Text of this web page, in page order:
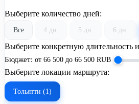
Выберите количество дней:
Все 4 дн. 5 дн. 6 дн.
Выберите конкретную длительность
Бюджет: от 66 500 до 66 500 RUB
Выберите локации маршрута:
Тольятти (1)